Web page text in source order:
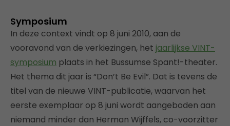
Symposium
In deze context vindt op 8 juni 2010, aan de
vooravond van de verkiezingen, het jaarlijkse VINT-
symposium plaats in het Bussumse Spant!-theater.
Het thema dit jaar is “Don’t Be Evil”. Dat is tevens de
titel van de nieuwe VINT-publicatie, waarvan het
eerste exemplaar op 8 juni wordt aangeboden aan
niemand minder dan Herman Wijffels, co-voorzitter